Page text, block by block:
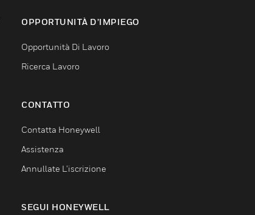
OPPORTUNITÀ D’IMPIEGO
Opportunità Di Lavoro
Ricerca Lavoro
CONTATTO
Contatta Honeywell
Assistenza
Annullate L’iscrizione
SEGUI HONEYWELL